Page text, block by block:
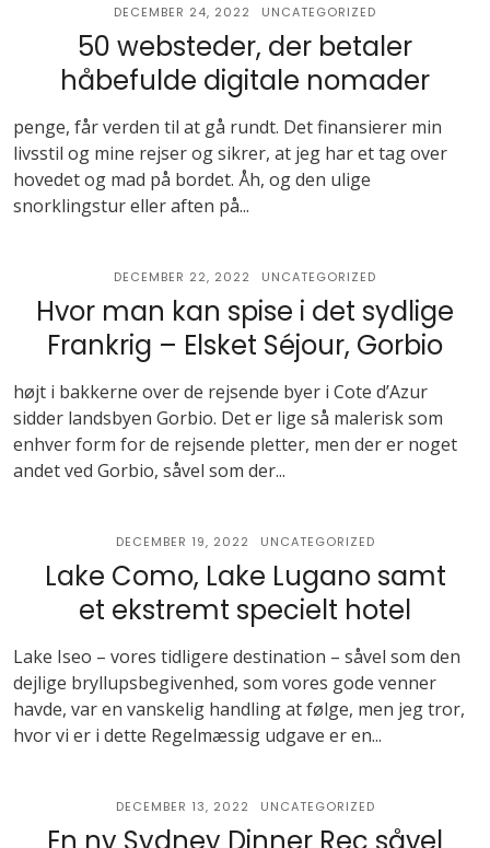
DECEMBER 24, 2022 UNCATEGORIZED
50 websteder, der betaler
håbefulde digitale nomader
penge, får verden til at gå rundt. Det finansierer min
livsstil og mine rejser og sikrer, at jeg har et tag over
hovedet og mad på bordet. Åh, og den ulige
snorklingstur eller aften på...
DECEMBER 22, 2022 UNCATEGORIZED
Hvor man kan spise i det sydlige
Frankrig – Elsket Séjour, Gorbio
højt i bakkerne over de rejsende byer i Cote d’Azur
sidder landsbyen Gorbio. Det er lige så malerisk som
enhver form for de rejsende pletter, men der er noget
andet ved Gorbio, såvel som der...
DECEMBER 19, 2022 UNCATEGORIZED
Lake Como, Lake Lugano samt
et ekstremt specielt hotel
Lake Iseo – vores tidligere destination – såvel som den
dejlige bryllupsbegivenhed, som vores gode venner
havde, var en vanskelig handling at følge, men jeg tror, ​​
hvor vi er i dette Regelmæssig udgave er en...
DECEMBER 13, 2022 UNCATEGORIZED